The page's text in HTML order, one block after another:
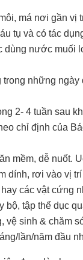
má nơi gần vị
tụ và có tác
dùng nước muối
trong những
2- 4 tuần sau
chỉ định của
mềm, dễ nuốt.
dính, rơi vào vị
các vật cứng
bộ, tập thể dục
vệ sinh & chăm
lần/năm đầu